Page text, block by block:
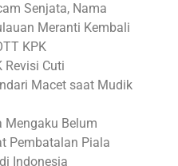
Senjata, Nama
Meranti Kembali
KPK
Revisi Cuti
Macet saat Mudik
Mengaku Belum
Pembatalan Piala
Indonesia